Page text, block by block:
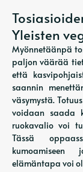
Yleisten
Myönnetäänpä
paljon väärää
että
saannin
väsymystä.
voidaan saada
ruokavalio voi
Tässä
kumoamiseen
elämäntapa voi